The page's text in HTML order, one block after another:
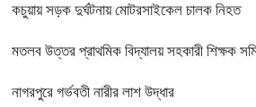
কচুয়ায় সড়ক দুর্ঘটনায় মোটরসাইকেল চালক নিহত
মতলব উত্তর প্রাথমিক বিদ্যালয় সহকারী শিক্ষক
নাগরপুরে গর্ভবতী নারীর লাশ উদ্ধার